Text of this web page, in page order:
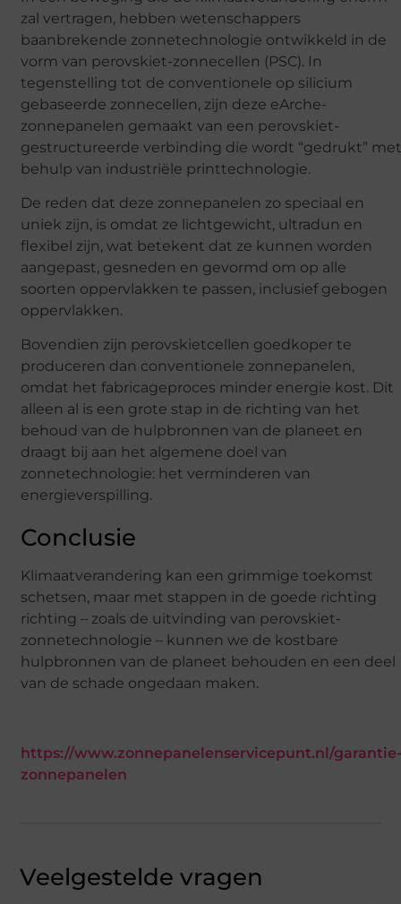
zal vertragen, hebben wetenschappers
baanbrekende zonnetechnologie ontwikkeld in de
vorm van perovskiet-zonnecellen (PSC). In
tegenstelling tot de conventionele op silicium
gebaseerde zonnecellen, zijn deze eArche-
zonnepanelen gemaakt van een perovskiet-
gestructureerde verbinding die wordt “gedrukt”
behulp van industriële printtechnologie.
De reden dat deze zonnepanelen zo speciaal en
uniek zijn, is omdat ze lichtgewicht, ultradun en
flexibel zijn, wat betekent dat ze kunnen worden
aangepast, gesneden en gevormd om op alle
soorten oppervlakken te passen, inclusief gebogen
oppervlakken.
Bovendien zijn perovskietcellen goedkoper te
produceren dan conventionele zonnepanelen,
omdat het fabricageproces minder energie kost. Dit
alleen al is een grote stap in de richting van het
behoud van de hulpbronnen van de planeet en
draagt bij aan het algemene doel van
zonnetechnologie: het verminderen van
energieverspilling.
Conclusie
Klimaatverandering kan een grimmige toekomst
schetsen, maar met stappen in de goede richting
richting – zoals de uitvinding van perovskiet-
zonnetechnologie – kunnen we de kostbare
hulpbronnen van de planeet behouden en een deel
van de schade ongedaan maken.
https://www.zonnepanelenservicepunt.nl/
zonnepanelen
Veelgestelde vragen